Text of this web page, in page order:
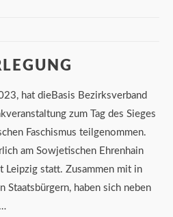
hat dieBasis Bezirksverband
zum Tag des Sieges
Faschismus teilgenommen.
am Sowjetischen Ehrenhain
Leipzig statt. Zusammen mit in
Staatsbürgern, haben sich neben